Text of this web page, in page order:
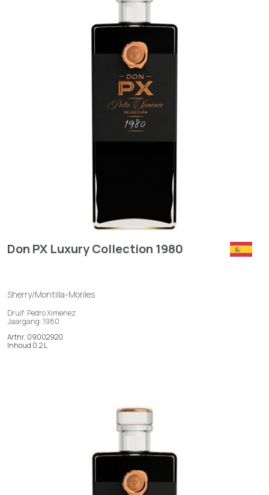
Don PX Luxury Collection 1980
Sherry/Montilla-Moriles
Druif: Pedro Ximenez
Jaargang: 1980
Artnr. 09002920
Inhoud 0,2 L